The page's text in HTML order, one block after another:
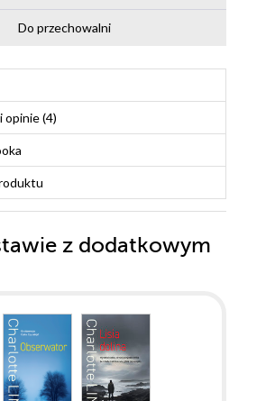
Do przechowalni
opinie (4)
z dodatkowym